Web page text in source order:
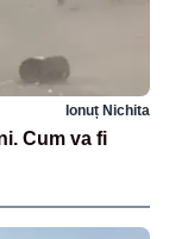
Ionuț Nichita
Cum va fi